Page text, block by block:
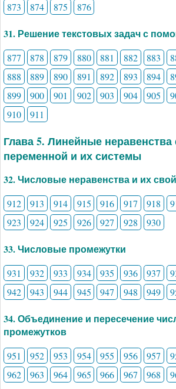
873
874 875 876
31. Решение текстовых задач с
877 878 879 880 881 882 883
888
889 890 891 892 893 894
899
900 901 902 903 904 905
910
911
Глава 5. Линейные неравенства
переменной и их системы
32. Числовые неравенства и их
912 913 914 915 916 917 918
923
924 925 926 927 928 930
33. Числовые промежутки
931 932 933 934 935 936 937
942
943 944 945 947 948 949
34. Объединение и пересечение
промежутков
951 952 953 954 955 956 957
962
963 964 965 966 967 968